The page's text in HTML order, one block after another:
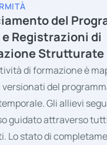
del
Registrazioni di
Strutturate
di formazione è
del
Gli allievi
guidato attraverso
Lo stato di